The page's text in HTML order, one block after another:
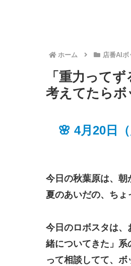
ホーム 店番AIボ
「重力って
考えてたら
🌸 4月20日
今日の秋葉原は、
夏のあいだの、ち
今日のロボスタは
緒についてきた」
って相談してて、